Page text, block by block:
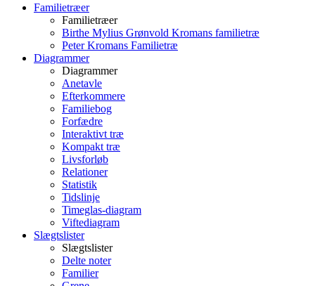
Familietræer
Familietræer
Birthe Mylius Grønvold Kromans familietræ
Peter Kromans Familietræ
Diagrammer
Diagrammer
Anetavle
Efterkommere
Familiebog
Forfædre
Interaktivt træ
Kompakt træ
Livsforløb
Relationer
Statistik
Tidslinje
Timeglas-diagram
Viftediagram
Slægtslister
Slægtslister
Delte noter
Familier